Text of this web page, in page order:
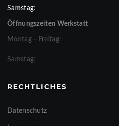
Samstag:
Öffnungszeiten Werkstatt
Montag - Freitag:
Samstag:
RECHTLICHES
Datenschutz